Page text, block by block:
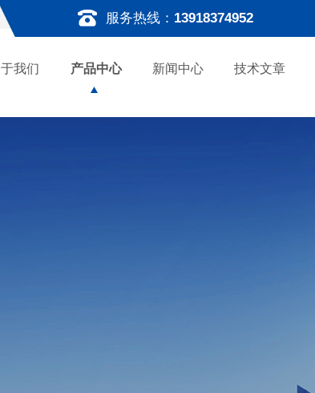
服务热线： 13918374952
我们 产品中心 新闻中心 技术文章